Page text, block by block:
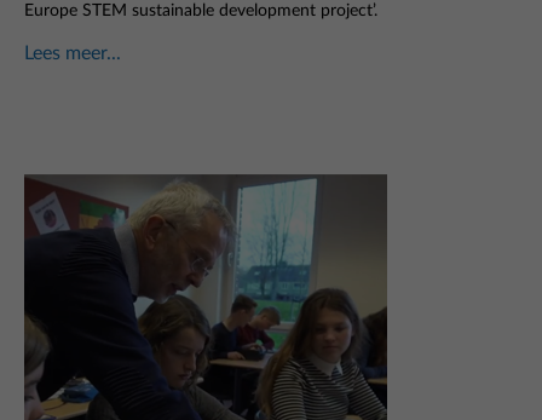
Europe STEM sustainable development project’.
Lees meer...